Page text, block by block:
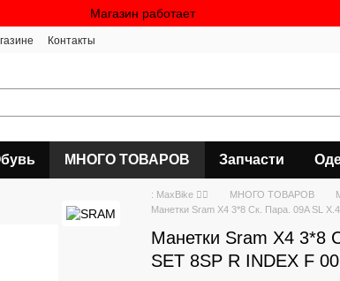
Магазин работает
Контакты
МНОГО ТОВАРОВ Запчасти
: MaxBike 🚴‍♀ МНОГО ТОВАРОВ
Манетки Sram X4 3*8 Ск. Пара. 09A SL
Манетки Sram X4 3*8
SET 8SP R INDEX F